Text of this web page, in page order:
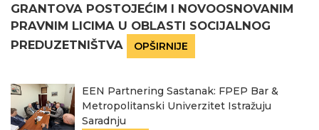
GRANTOVA POSTOJEĆIM I NOVOOSNOVANIM
PRAVNIM LICIMA U OBLASTI SOCIJALNOG
PREDUZETNIŠTVA
OPŠIRNIJE
EEN Partnering Sastanak: FPEP Bar &
Metropolitanski Univerzitet Istražuju
Saradnju